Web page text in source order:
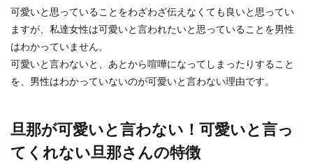
ら毎日を過ごしている奥さまもいるのではないで
しょうか。 ...
旦那がウザい！自分の心がしんどいと
自分の旦那のことをウザいと感じ、その感情のせ
いで自分の心がしんどいときもありますよね。夫
婦とはいえ結...
可愛いと思っていることをわざわざ伝えなくても良いと思ってい
ますが、私達女性は可愛いと言われたいと思っていることを男性
はわかっていません。
可愛いと言わないと、あとから喧嘩になってしまったりすること
を、男性はわかっていないのが可愛いと言わない理由です。
旦那が可愛いと言わない！可愛いと言っ
てくれない旦那さんの特徴